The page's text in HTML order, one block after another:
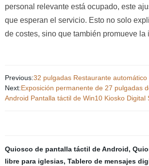
personal relevante está ocupado, este
que esperan el servicio. Esto no solo
de costes, sino que también promueve
Previous:32 pulgadas Restaurante
Next:Exposición permanente de 27 pulgadas
Android Pantalla táctil de Win10 Kiosko Digital
Quiosco de pantalla táctil de Android,
libre para iglesias, Tablero de mensajes